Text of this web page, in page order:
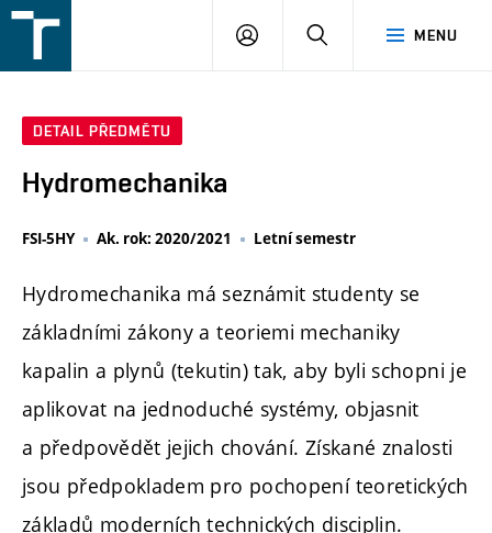
v
MENU
PŘIHLÁŠENÍ
DETAIL PŘEDMĚTU
Hydromechanika
FSI-5HY Ak. rok: 2020/2021 Letní semestr
Hydromechanika má seznámit studenty se
základními zákony a teoriemi mechaniky
kapalin a plynů (tekutin) tak, aby byli schopni je
aplikovat na jednoduché systémy, objasnit
a předpovědět jejich chování. Získané znalosti
jsou předpokladem pro pochopení teoretických
základů moderních technických disciplin.